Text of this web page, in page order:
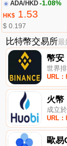
ADA/HKD -1.08%
HK$1.53
$ 0.197
比特幣交易所最
幣安
世界
URL
火幣
成立
URL
歐易